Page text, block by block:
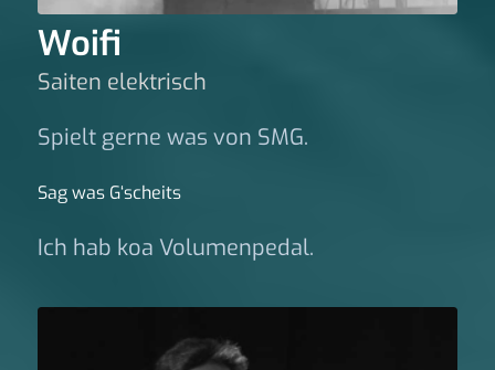
Woifi
Saiten elektrisch
Spielt gerne was von SMG.
Sag was G‘scheits
Ich hab koa Volumenpedal.